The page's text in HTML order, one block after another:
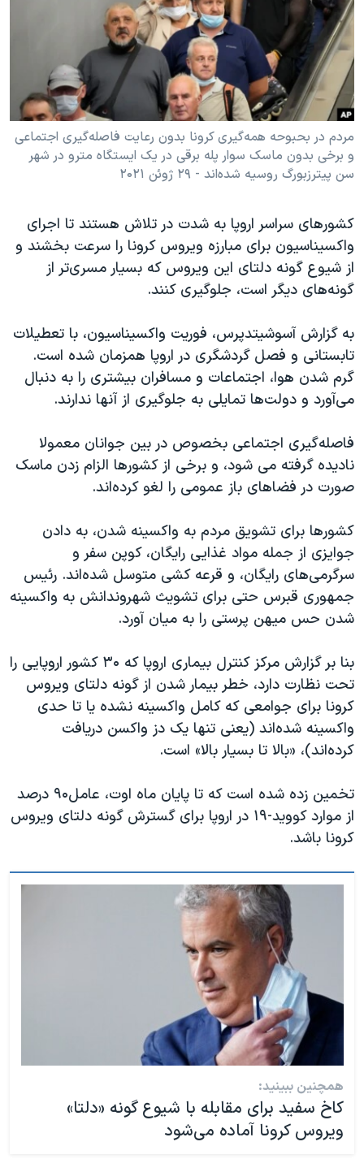
فرهنگ و زندگی
حقوق شهروندی
اقتصادی
علم و فناوری
اسرائیل در جنگ
گالری عکس
مستندها
انتخابات ریاست جمهوری آمریکا ۲۰۲۴
حمله جمهوری اسلامی به اسرائیل
رمز مهسا
ورزش زنان در ایران
اعتراضات زن، زندگی، آزادی
تریبونال مردمی آبان ۹۸
دادگاه حمید نوری
چهل سال گروگان‌گیری
اعتراضات مردمی آبان ۹۸
اسرائیل در جنگ
نرگس محمدی برنده جایزه نوبل صلح
صفحه‌های ویژه
سفر پرزیدنت ترامپ به چین
دنبال کنید
زبانهای مختلف
مردم در بحبوحه همه‌گیری کرونا بدون رعایت فاصله‌گیری اجتماعی
و برخی بدون ماسک سوار پله برقی در یک ایستگاه مترو در شهر
سن پیترزبورگ روسیه شده‌اند - ۲۹ ژوئن ۲۰۲۱
کشورهای سراسر اروپا به شدت در تلاش هستند تا اجرای
واکسیناسیون برای مبارزه ویروس کرونا را سرعت بخشند و
از شیوع گونه دلتای این ویروس که بسیار مسری‌تر از
گونه‌های دیگر است، جلوگیری کنند.
به گزارش آسوشیتدپرس، فوریت واکسیناسیون، با تعطیلات
تابستانی و فصل گردشگری در اروپا همزمان شده است.
گرم شدن هوا، اجتماعات و مسافران بیشتری را به دنبال
می‌آورد و دولت‌ها تمایلی به جلوگیری از آنها ندارند.
فاصله‌گیری اجتماعی بخصوص در بین جوانان معمولا
نادیده گرفته می شود، و برخی از کشورها الزام زدن ماسک
صورت در فضاهای باز عمومی را لغو کرده‌اند.
کشورها برای تشویق مردم به واکسینه شدن، به دادن
جوایزی از جمله مواد غذایی رایگان، کوپن سفر و
سرگرمی‌های رایگان، و قرعه کشی متوسل شده‌اند. رئیس
جمهوری قبرس حتی برای تشویث شهروندانش به واکسینه
شدن حس میهن پرستی را به میان آورد.
بنا بر گزارش مرکز کنترل بیماری اروپا که ۳۰ کشور اروپایی را
تحت نظارت دارد، خطر بیمار شدن از گونه دلتای ویروس
کرونا برای جوامعی که کامل واکسینه نشده یا تا حدی
واکسینه شده‌اند (یعنی تنها یک دز واکسن دریافت
کرده‌اند)، «بالا تا بسیار بالا» است.
تخمین زده شده است که تا پایان ماه اوت، عامل۹۰ درصد
از موارد کووید-۱۹ در اروپا برای گسترش گونه دلتای ویروس
کرونا باشد.
همچنین ببینید:
کاخ سفید برای مقابله با شیوع گونه «دلتا»
ویروس کرونا آماده می‌شود